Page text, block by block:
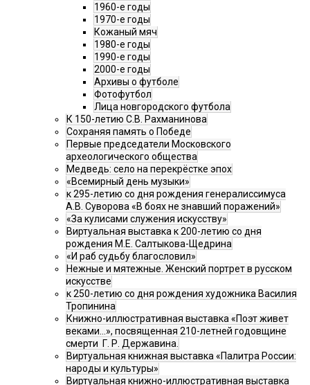
1960-е годы
1970-е годы
Кожаный мяч
1980-е годы
1990-е годы
2000-е годы
Архивы о футболе
Фотофутбол
Лица новгородского футбола
К 150-летию С.В. Рахманинова
Сохраняя память о Победе
Первые председатели Московского
археологического общества
Медведь: село на перекрёстке эпох
«Всемирный день музыки»
к 295-летию со дня рождения генералиссимуса
А.В. Суворова «В боях не знавший поражений»
«За кулисами служения искусству»
Виртуальная выставка к 200-летию со дня
рождения М.Е. Салтыкова-Щедрина
«И раб судьбу благословил»
Нежные и мятежные. Женский портрет в русском
искусстве
к 250-летию со дня рождения художника Василия
Тропинина
Книжно-иллюстративная выставка «Поэт живет
веками…», посвященная 210-летней годовщине
смерти Г. Р. Державина.
Виртуальная книжная выставка «Палитра России:
народы и культуры»
Виртуальная книжно-иллюстративная выставка